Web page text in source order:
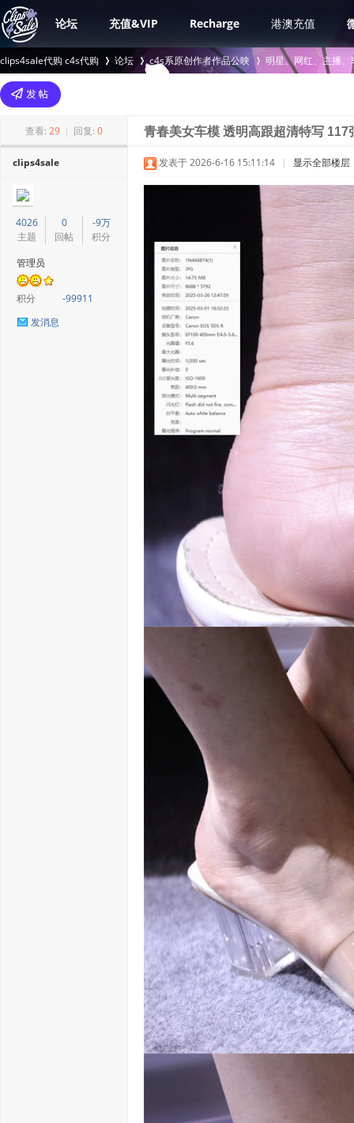
论坛 充值&VIP Recharge 港澳充值
clips4sale代购 c4s代购
>
论坛 c4s系原创作者作品公映
›
明星、网红、主播
查看: 29 | 回复: 0 青春美女车模 透明高跟超清特写 117
clips4sale
4026
主题
0
回帖
-9万
积分
管理员
积分
-99911
发消息
发表于 2026-6-16 15:11:14 | 显示全部楼层